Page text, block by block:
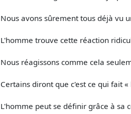
Nous avons sûrement tous déjà vu
L'homme trouve cette réaction
Nous réagissons comme cela
Certains diront que c'est ce qui fait
L'homme peut se définir grâce à sa